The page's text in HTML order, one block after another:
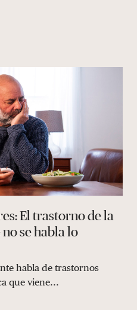
El trastorno de la
se habla lo
habla de trastornos
que viene...